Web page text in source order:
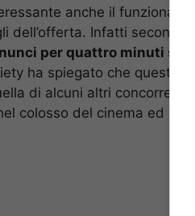
anche il
dell’offerta. Infatti secondo
per quattro minuti su
ha spiegato che questa
di alcuni altri concorrenti
colosso del cinema ed